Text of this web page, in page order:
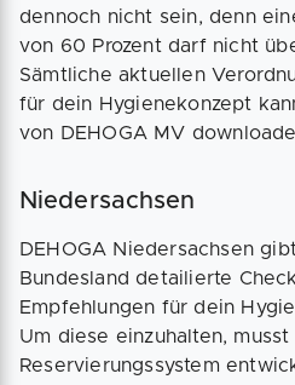
dennoch nicht sein, denn
von 60 Prozent darf nicht
Sämtliche aktuellen
für dein Hygienekonzept
von DEHOGA MV
Niedersachsen
DEHOGA Niedersachsen
Bundesland detailierte
Empfehlungen für dein
Um diese einzuhalten,
Reservierungssystem